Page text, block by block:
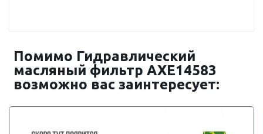
Помимо Гидравлический
масляный фильтр AXE14583
возможно вас заинтересует: